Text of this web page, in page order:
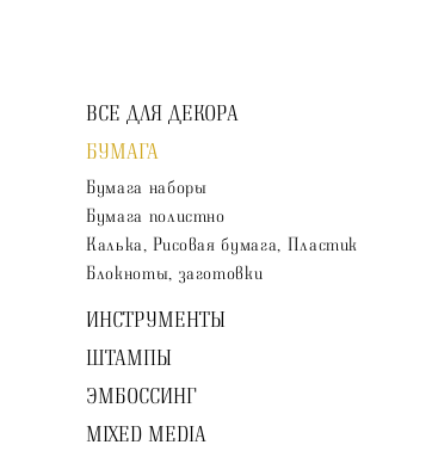
ВСЕ ДЛЯ ДЕКОРА
БУМАГА
Бумага наборы
Бумага полистно
Калька, Рисовая бумага, Пластик
Блокноты, заготовки
ИНСТРУМЕНТЫ
ШТАМПЫ
ЭМБОССИНГ
MIXED MEDIA